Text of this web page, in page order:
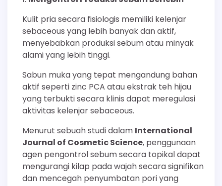
Kulit pria secara fisiologis memiliki kelenjar
sebaceous yang lebih banyak dan aktif,
menyebabkan produksi sebum atau minyak
alami yang lebih tinggi.
Sabun muka yang tepat mengandung bahan
aktif seperti zinc PCA atau ekstrak teh hijau
yang terbukti secara klinis dapat meregulasi
aktivitas kelenjar sebaceous.
Menurut sebuah studi dalam International
Journal of Cosmetic Science, penggunaan
agen pengontrol sebum secara topikal dapat
mengurangi kilap pada wajah secara signifikan
dan mencegah penyumbatan pori yang